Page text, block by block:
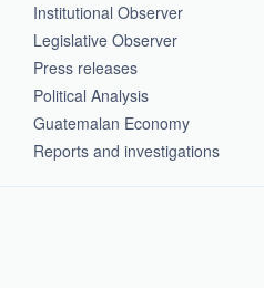
Institutional Observer
Legislative Observer
Press releases
Political Analysis
Guatemalan Economy
Reports and investigations